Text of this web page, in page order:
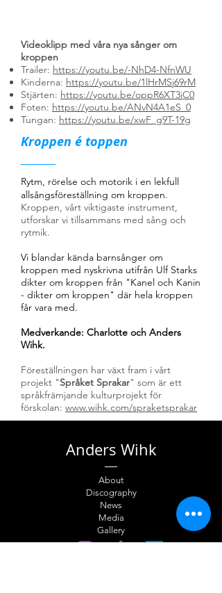
Videoklipp med våra nya sånger om
kroppen
Trailer: https://youtu.be/-NhD4-NfnWU
Kinderna: https://youtu.be/1lHrMSj69rM
Stjärten: https://youtu.be/oppR6XT3jC0
Foten: https://youtu.be/ANvN4A1eS_0
Tungan: https://youtu.be/xwF_g9T-19g
Kroppen é toppen
Rytm, rörelse och motorik i en lekfull
allsångsföreställning om kroppen.
Kroppen, vårt viktigaste instrument,
utforskar vi tillsammans med sång och
rytmik.
Vi blandar kända barnsånger om
kroppen med nyskrivna utifrån Ulf Starks
dikter om kroppen från "Kanel och Kanin
- dikter om kroppen" där hela kroppen
får vara med.
Medverkande: Charlotte och Anders
Wihk.​
Föreställningen har växt fram i vårt
projekt "Språket Sprakar" som är ett
språkfrämjande kulturprojekt för
förskolan: www.wihk.com/spraketsprakar
Anders Wihk
About
Discography
News
Media
Gallery